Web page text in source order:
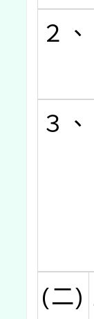
２、
３、
(二)